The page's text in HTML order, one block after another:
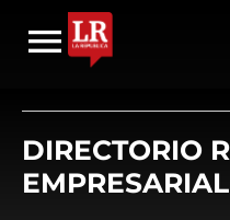
DIRECTORIO
EMPRESARIAL